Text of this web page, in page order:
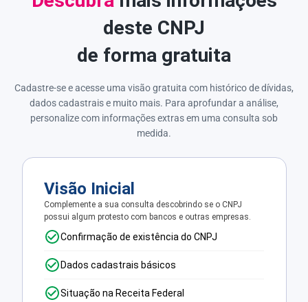
deste CNPJ
de forma gratuita
Cadastre-se e acesse uma visão gratuita com histórico de dívidas,
dados cadastrais e muito mais. Para aprofundar a análise,
personalize com informações extras em uma consulta sob
medida.
Visão Inicial
Complemente a sua consulta descobrindo se o CNPJ
possui algum protesto com bancos e outras empresas.
Confirmação de existência do CNPJ
Dados cadastrais básicos
Situação na Receita Federal